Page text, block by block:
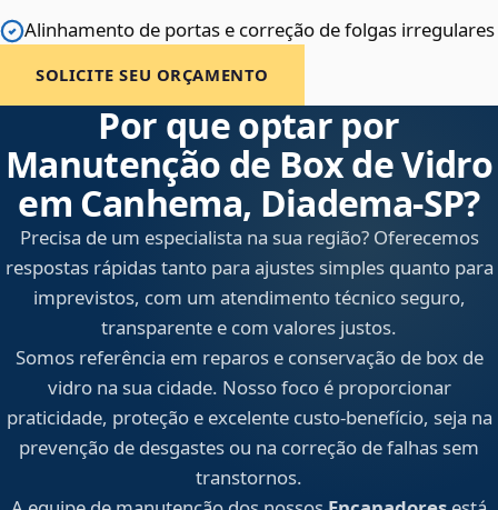
Alinhamento de portas e correção de folgas irregulares
SOLICITE SEU ORÇAMENTO
Por que optar por
Manutenção de Box de Vidro
em Canhema, Diadema‑SP?
Precisa de um especialista na sua região? Oferecemos
respostas rápidas tanto para ajustes simples quanto para
imprevistos, com um atendimento técnico seguro,
transparente e com valores justos.
Somos referência em reparos e conservação de box de
vidro na sua cidade. Nosso foco é proporcionar
praticidade, proteção e excelente custo-benefício, seja na
prevenção de desgastes ou na correção de falhas sem
transtornos.